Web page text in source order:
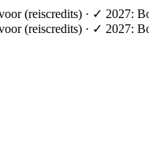
(reiscredits) · ✓ 2027:
(reiscredits) · ✓ 2027: